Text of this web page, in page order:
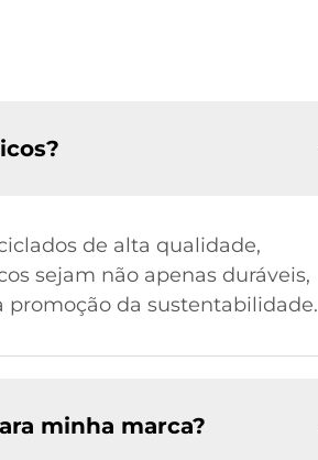
de alta qualidade,
sejam não apenas duráveis,
promoção da sustentabilidade.
minha marca?